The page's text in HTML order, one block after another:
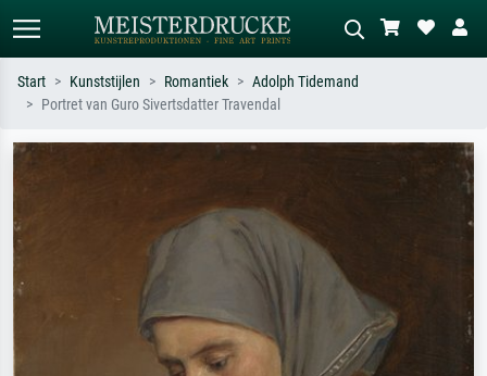
Zoek op kunstenaar, titel of stijl – bijv.
weide, abstract met veel rood, donker
Start Kunststijlen Romantiek
Adolph Tidemand
Portret van Guro Sivertsdatter Travendal